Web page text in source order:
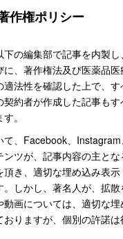
作権ポリシー
下の編集部で記事を内製
に、著作権法及び医薬品
法性を確認した上で、
約者が作成した記事も
。
、Facebook、Instagram
ンツが、記事内容の主と
頂き、適切な埋め込み表
。しかし、著名人が、拡
画については、適切な
おりますが、個別の許諾